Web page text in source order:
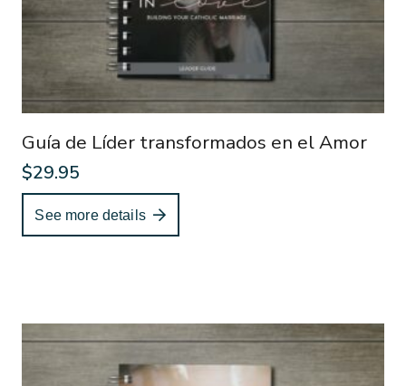
Guía de Líder transformados en el Amor
$29.95
See more details